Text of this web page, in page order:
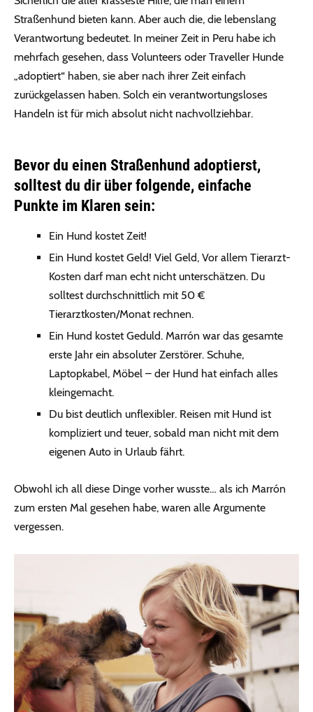
Straßenhund bieten kann. Aber auch die, die lebenslang
Verantwortung bedeutet. In meiner Zeit in Peru habe ich
mehrfach gesehen, dass Volunteers oder Traveller Hunde
„adoptiert“ haben, sie aber nach ihrer Zeit einfach
zurückgelassen haben. Solch ein verantwortungsloses
Handeln ist für mich absolut nicht nachvollziehbar.
Bevor du einen Straßenhund adoptierst,
solltest du dir über folgende, einfache
Punkte im Klaren sein:
Ein Hund kostet Zeit!
Ein Hund kostet Geld! Viel Geld, Vor allem Tierarzt-
Kosten darf man echt nicht unterschätzen. Du
solltest durchschnittlich mit 50 €
Tierarztkosten/Monat rechnen.
Ein Hund kostet Geduld. Marrón war das gesamte
erste Jahr ein absoluter Zerstörer. Schuhe,
Laptopkabel, Möbel – der Hund hat einfach alles
kleingemacht.
Du bist deutlich unflexibler. Reisen mit Hund ist
kompliziert und teuer, sobald man nicht mit dem
eigenen Auto in Urlaub fährt.
Obwohl ich all diese Dinge vorher wusste… als ich Marrón
zum ersten Mal gesehen habe, waren alle Argumente
vergessen.